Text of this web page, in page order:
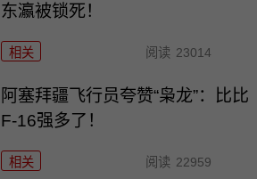
东瀛被锁死！
相关 阅读 23014
阿塞拜疆飞行员夸赞“枭龙”：比比
F-16强多了！
相关 阅读 22959